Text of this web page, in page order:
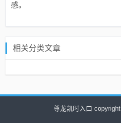
感。
相关分类文章
尊龙凯时入口 copyright